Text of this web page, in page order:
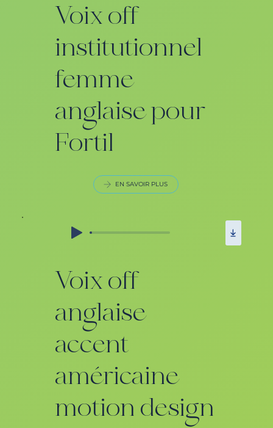
Voix off
institutionnel
femme
anglaise pour
Fortil
EN SAVOIR PLUS
Voix off
anglaise
accent
américaine
motion design